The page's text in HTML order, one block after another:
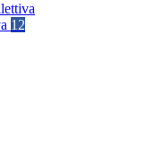
12